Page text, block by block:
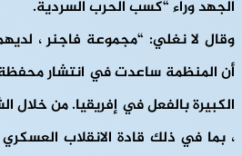
الجهد وراء “كسب الحرب السردية.
وقال لا نغلي: “مجموعة فاجنر ،
أن المنظمة ساعدت في انتشار
الكبيرة بالفعل في إفريقيا. من خلال
، بما في ذلك قادة الانقلاب